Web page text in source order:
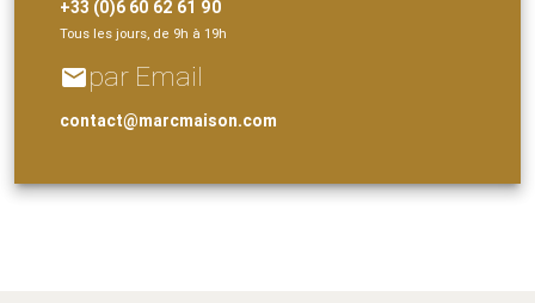
+33 (0)6 60 62 61 90
Tous les jours, de 9h à 19h
emailpar Email
contact@marcmaison.com